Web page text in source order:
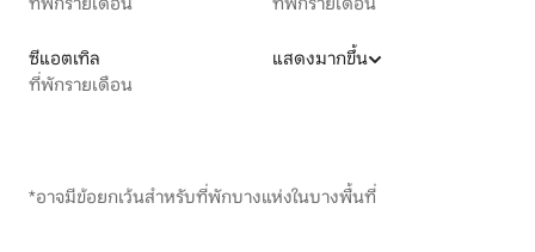
ซีแอตเทิล
ที่พักรายเดือน
แสดงมากขึ้น
*อาจมีข้อยกเว้นสำหรับที่พักบางแห่งในบางพื้นที่